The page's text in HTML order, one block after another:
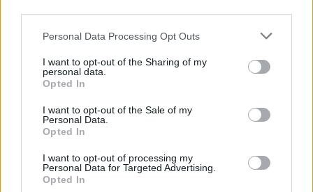
Personal Data Processing Opt Outs
I want to opt-out of the Sharing of my
personal data.
Opted In
I want to opt-out of the Sale of my
Personal Data.
Opted In
I want to opt-out of processing my
Personal Data for Targeted Advertising.
Opted In
POT (Gavrilă)
PACE (Peia)
PDF (Lazarus)
PNȚCD (Pavelescu)
PNCR (Terheș)
Partidul Patrioților (Surugiu)
FAR (Coarnă)